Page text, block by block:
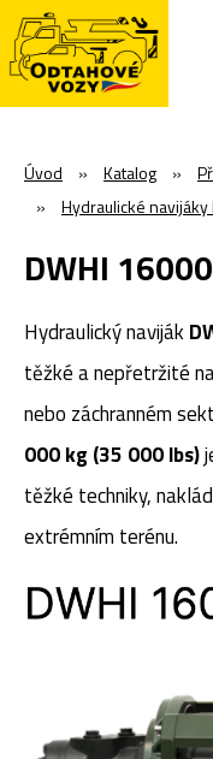
Úvod » Katalog »
»
Hydraulické navijáky
DWHI 16000
Hydraulický naviják
těžké a nepřetržité
nebo záchranném
000 kg (35 000 lbs)
těžké techniky,
extrémním terénu.